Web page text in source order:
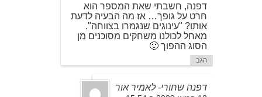
דפנה, חשבתי שאת המספר הוא
חרט על גופך… אז מה הבעיה לדעת
אותו? "עינוגים שנגמרו בצווחה".
מאחל לכולנו משחקים מסוכנים מן
הסוג ההפוך 🙂
הגב
דפנה שחורי- לאמיר אור